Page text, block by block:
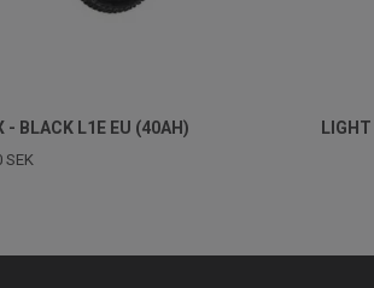
- BLACK L1E EU (40AH)
SEK